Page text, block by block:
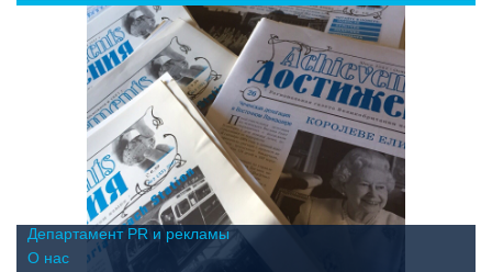
Департамент PR и рекламы
О нас